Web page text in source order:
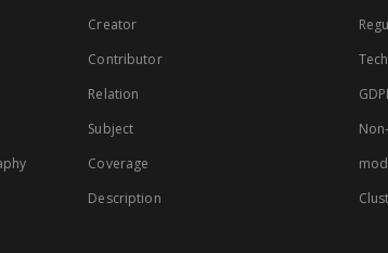
Creator
Contributor
Relation
Subject
Coverage
Description